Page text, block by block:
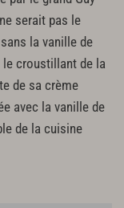
serait pas le
la vanille de
le croustillant de la
de sa crème
avec la vanille de
de la cuisine